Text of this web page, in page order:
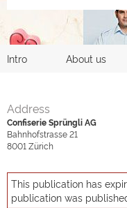
Intro About us
Address
Confiserie Sprüngli AG
Bahnhofstrasse 21
8001 Zürich
This publication has
publication was